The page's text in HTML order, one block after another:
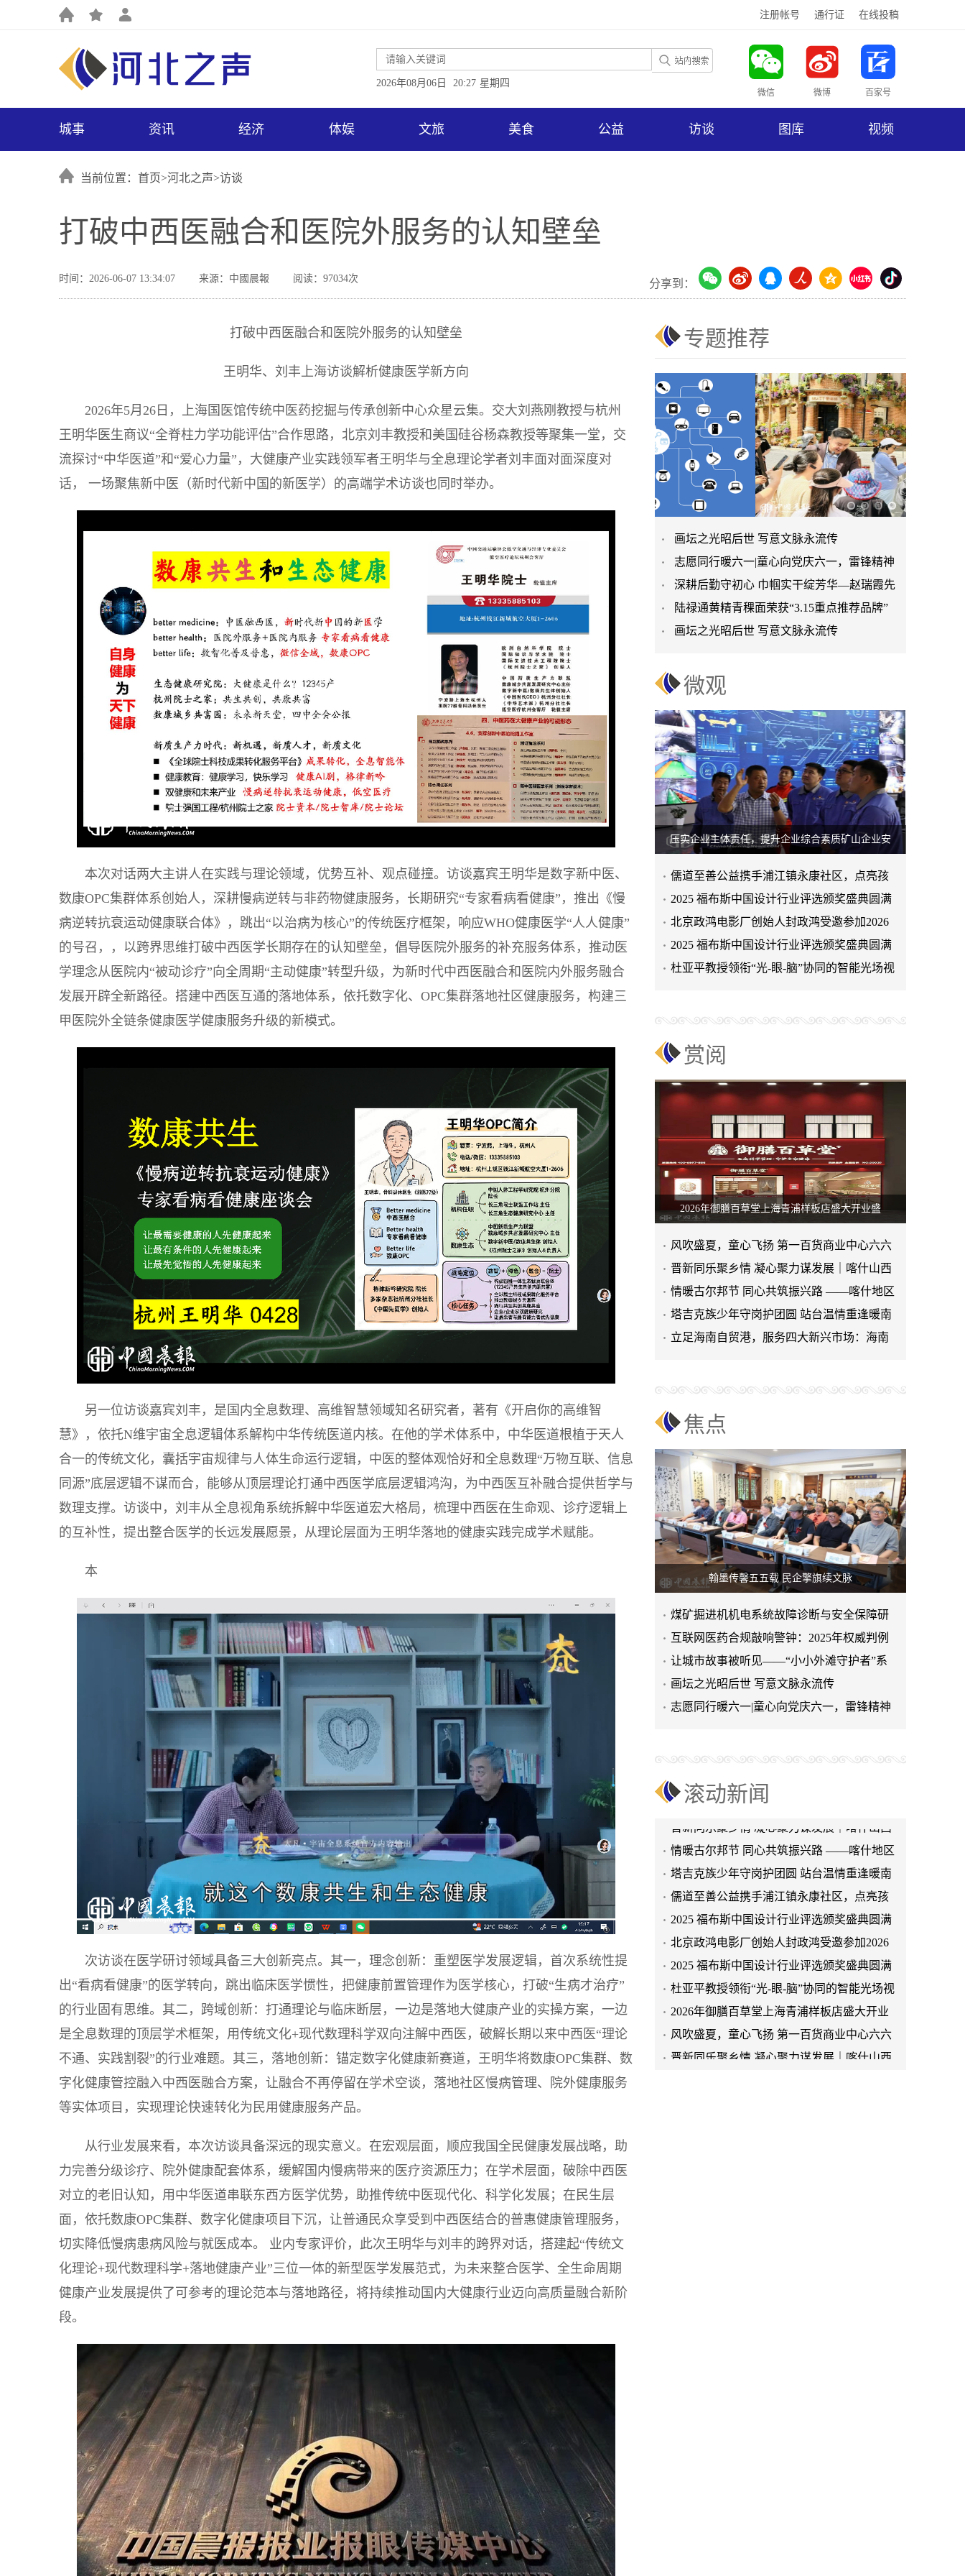
注册帐号 通行证 在线投稿
微信 微博 百家号
2026年08月06日 20:27 星期四
城事 资讯 经济 体娱 文旅 美食 公益 访谈 图库 视频
当前位置：首页>河北之声>访谈
打破中西医融合和医院外服务的认知壁垒
时间：2026-06-07 13:34:07 来源：中國晨報 阅读：97034次 分享到：
打破中西医融合和医院外服务的认知壁垒
王明华、刘丰上海访谈解析健康医学新方向
2026年5月26日，上海国医馆传统中医药挖掘与传承创新中心众星云集。交大刘燕刚教授与杭州
王明华医生商议“全脊柱力学功能评估”合作思路，北京刘丰教授和美国硅谷杨森教授等聚集一堂，交
流探讨“中华医道”和“爱心力量”，大健康产业实践领军者王明华与全息理论学者刘丰面对面深度对
话， 一场聚焦新中医（新时代新中国的新医学）的高端学术访谈也同时举办。
本次对话两大主讲人在实践与理论领域，优势互补、观点碰撞。访谈嘉宾王明华是数字新中医、
数康OPC集群体系创始人，深耕慢病逆转与非药物健康服务，长期研究“专家看病看健康”，推出《慢
病逆转抗衰运动健康联合体》，跳出“以治病为核心”的传统医疗框架，响应WHO健康医学“人人健康”
的号召，，以跨界思维打破中西医学长期存在的认知壁垒，倡导医院外服务的补充服务体系，推动医
学理念从医院内“被动诊疗”向全周期“主动健康”转型升级，为新时代中西医融合和医院内外服务融合
发展开辟全新路径。搭建中西医互通的落地体系，依托数字化、OPC集群落地社区健康服务，构建三
甲医院外全链条健康医学健康服务升级的新模式。
另一位访谈嘉宾刘丰，是国内全息数理、高维智慧领域知名研究者，著有《开启你的高维智
慧》，依托N维宇宙全息逻辑体系解构中华传统医道内核。在他的学术体系中，中华医道根植于天人
合一的传统文化，囊括宇宙规律与人体生命运行逻辑，中医的整体观恰好和全息数理“万物互联、信息
同源”底层逻辑不谋而合，能够从顶层理论打通中西医学底层逻辑鸿沟，为中西医互补融合提供哲学与
数理支撑。访谈中，刘丰从全息视角系统拆解中华医道宏大格局，梳理中西医在生命观、诊疗逻辑上
的互补性，提出整合医学的长远发展愿景，从理论层面为王明华落地的健康实践完成学术赋能。
本
次访谈在医学研讨领域具备三大创新亮点。其一，理念创新：重塑医学发展逻辑，首次系统性提
出“看病看健康”的医学转向，跳出临床医学惯性，把健康前置管理作为医学核心，打破“生病才治疗”
的行业固有思维。其二，跨域创新：打通理论与临床断层，一边是落地大健康产业的实操方案，一边
是全息数理的顶层学术框架，用传统文化+现代数理科学双向注解中西医，破解长期以来中西医“理论
不通、实践割裂”的行业难题。其三，落地创新：锚定数字化健康新赛道，王明华将数康OPC集群、数
字化健康管控融入中西医融合方案，让融合不再停留在学术空谈，落地社区慢病管理、院外健康服务
等实体项目，实现理论快速转化为民用健康服务产品。
从行业发展来看，本次访谈具备深远的现实意义。在宏观层面，顺应我国全民健康发展战略，助
力完善分级诊疗、院外健康配套体系，缓解国内慢病带来的医疗资源压力；在学术层面，破除中西医
对立的老旧认知，用中华医道串联东西方医学优势，助推传统中医现代化、科学化发展；在民生层
面，依托数康OPC集群、数字化健康项目下沉，让普通民众享受到中西医结合的普惠健康管理服务，
切实降低慢病患病风险与就医成本。 业内专家评价，此次王明华与刘丰的跨界对话，搭建起“传统文
化理论+现代数理科学+落地健康产业”三位一体的新型医学发展范式，为未来整合医学、全生命周期
健康产业发展提供了可参考的理论范本与落地路径，将持续推动国内大健康行业迈向高质量融合新阶
段。
专题推荐
画坛之光昭后世 写意文脉永流传
志愿同行暖六一|童心向党庆六一，雷锋精神
永传承
深耕后勤守初心 巾帼实干绽芳华—赵瑞霞先
进个人事迹材料
陆禄通黄精青稞面荣获“3.15重点推荐品牌”
药食同源健康主食赢
画坛之光昭后世 写意文脉永流传
微观
压实企业主体责任，提升企业综合素质矿山企业安
儒道至善公益携手浦江镇永康社区，点亮孩
童多彩童年
2025 福布斯中国设计行业评选颁奖盛典圆满
举行
北京政鸿电影厂创始人封政鸿受邀参加2026
年度抹茶产业大会
2025 福布斯中国设计行业评选颁奖盛典圆满
举行
杜亚平教授领衔“光-眼-脑”协同的智能光场视
赏阅
2026年御膳百草堂上海青浦样板店盛大开业盛
风吹盛夏，童心飞扬 第一百货商业中心六六
活动精彩来袭
晋新同乐聚乡情 凝心聚力谋发展｜喀什山西
商会开展嘉年华团建活动
情暖古尔邦节 同心共筑振兴路 ——喀什地区
电器行业协会慰问驻
塔吉克族少年守岗护团圆 站台温情重逢暖南
疆铁路
立足海南自贸港，服务四大新兴市场：海南
焦点
翰墨传馨五五载 民企擎旗续文脉
煤矿掘进机机电系统故障诊断与安全保障研
究
互联网医药合规敲响警钟：2025年权威判例
揭示四大核心风险与税务红
让城市故事被听见——“小小外滩守护者”系
列活动圆满收官
画坛之光昭后世 写意文脉永流传
志愿同行暖六一|童心向党庆六一，雷锋精神
滚动新闻
儒道至善公益携手浦江镇永康社区，点亮孩
童多彩童年
2025 福布斯中国设计行业评选颁奖盛典圆满
举行
北京政鸿电影厂创始人封政鸿受邀参加2026
年度抹茶产业大会
2025 福布斯中国设计行业评选颁奖盛典圆满
觉健康系统研发及产业化项目正式启动
2026年御膳百草堂上海青浦样板店盛大开业
盛典纪实
风吹盛夏，童心飞扬 第一百货商业中心六六
活动精彩来袭
晋新同乐聚乡情 凝心聚力谋发展｜喀什山西
商会开展嘉年华团建活动
情暖古尔邦节 同心共筑振兴路 ——喀什地区
电器行业协会慰问驻村工作队
塔吉克族少年守岗护团圆 站台温情重逢暖南
疆铁路
儒道至善公益携手浦江镇永康社区，点亮孩
童多彩童年
2025 福布斯中国设计行业评选颁奖盛典圆满
举行
北京政鸿电影厂创始人封政鸿受邀参加2026
年度抹茶产业大会
2025 福布斯中国设计行业评选颁奖盛典圆满
举行
杜亚平教授领衔“光-眼-脑”协同的智能光场视
觉健康系统研发及产业化项目正式启动
2026年御膳百草堂上海青浦样板店盛大开业
盛典纪实
风吹盛夏，童心飞扬 第一百货商业中心六六
活动精彩来袭
晋新同乐聚乡情 凝心聚力谋发展｜喀什山西
商会开展嘉年华团建活动
情暖古尔邦节 同心共筑振兴路 ——喀什地区